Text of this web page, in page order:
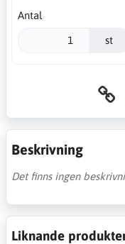
Antal
st
Beskrivning
Det finns ingen
Liknande